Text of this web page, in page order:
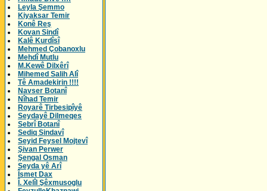
Leyla Şemmo
Kiyaksar Temir
Konê Reş
Kovan Sindî
Kalê Kurdîsî
Mehmed Çobanoxlu
Mehdî Mutlu
M.Kewê Dilxêrî
Mihemed Salih Alî
Tê Amadekirin !!!!
Navser Botanî
Nîhad Temir
Royarê Tirbesipîyê
Seydayê Dilmeqes
Sebrî Botanî
Sediq Sindavî
Seyid Feysel Mojtevî
Şivan Perwer
Şengal Osman
Seyda yê Arî
Îsmet Dax
Î. Xelîl Şêxmusoglu